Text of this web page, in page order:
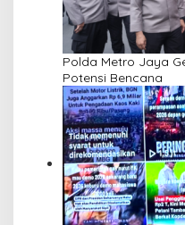
Polda Metro Jaya
Potensi Bencana